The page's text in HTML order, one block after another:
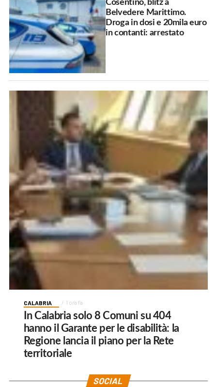
Cosentino, blitz a
Belvedere Marittimo.
Droga in dosi e 20mila euro
in contanti: arrestato
CALABRIA 1 ora fa
In Calabria solo 8 Comuni su 404
hanno il Garante per le disabilità: la
Regione lancia il piano per la Rete
territoriale
SOCIAL